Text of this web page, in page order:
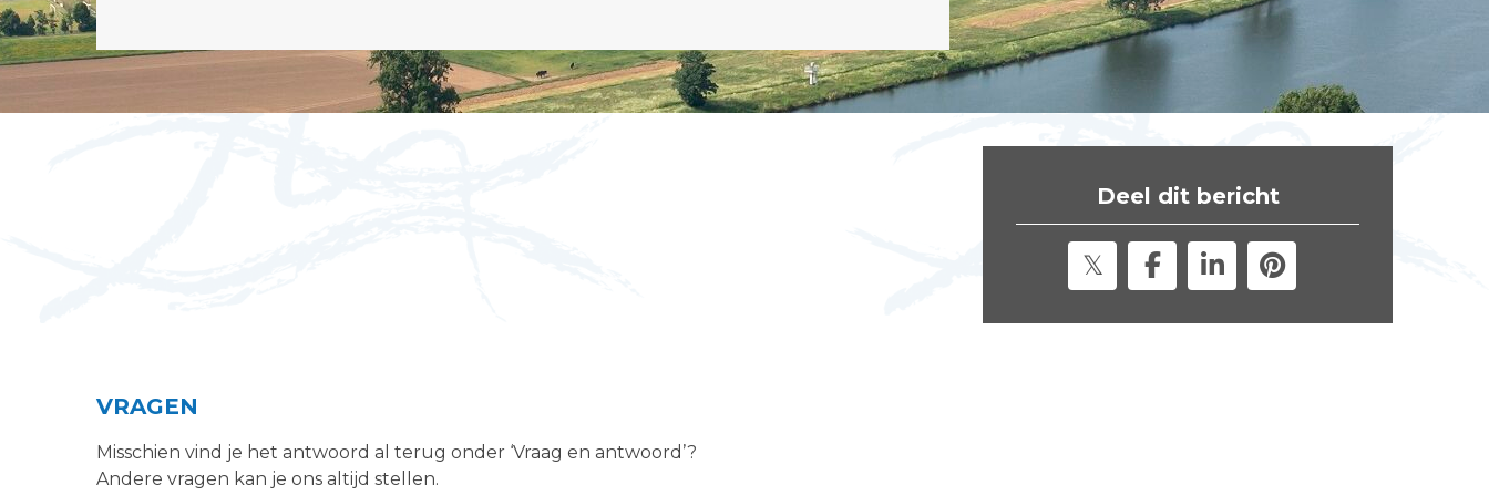
Deel dit bericht
VRAGEN
Misschien vind je het antwoord al terug onder ‘Vraag en antwoord’?
Andere vragen kan je ons altijd stellen.